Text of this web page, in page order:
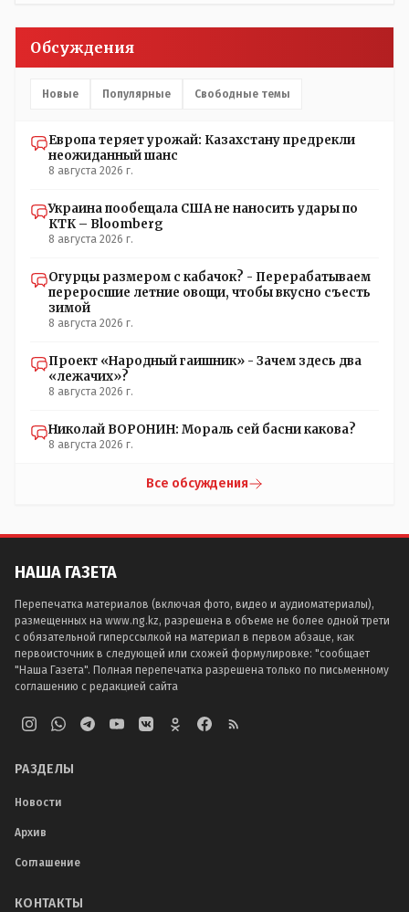
Обсуждения
Новые Популярные Свободные темы
Европа теряет урожай: Казахстану предрекли
неожиданный шанс
8 августа 2026 г.
Украина пообещала США не наносить удары по
КТК – Bloomberg
8 августа 2026 г.
Огурцы размером с кабачок? - Перерабатываем
переросшие летние овощи, чтобы вкусно съесть
зимой
8 августа 2026 г.
Проект «Народный гаишник» - Зачем здесь два
«лежачих»?
8 августа 2026 г.
Николай ВОРОНИН: Мораль сей басни какова?
8 августа 2026 г.
Все обсуждения
НАША ГАЗЕТА
Перепечатка материалов (включая фото, видео и аудиоматериалы),
размещенных на www.ng.kz, разрешена в объеме не более одной трети
с обязательной гиперссылкой на материал в первом абзаце, как
первоисточник в следующей или схожей формулировке: "сообщает
"Наша Газета". Полная перепечатка разрешена только по письменному
соглашению с редакцией сайта
РАЗДЕЛЫ
Новости
Архив
Соглашение
КОНТАКТЫ